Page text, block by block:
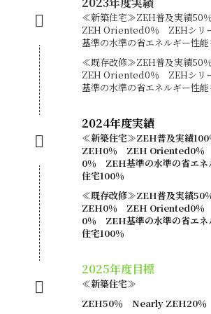
≪新築住宅≫ZEH普及実績
ZEH Oriented0％ ZEHシリ
基準の水準の省エネルギー性
≪既存改修≫ZEH普及実績
ZEH Oriented0％ ZEHシリ
基準の水準の省エネルギー性
2024年度実績
≪新築住宅≫ZEH普及実績
ZEH0％ ZEH Oriented0％
0％ ZEH基準の水準の省エネ
住宅100％
≪既存改修≫ZEH普及実績
ZEH0％ ZEH Oriented0％
0％ ZEH基準の水準の省エネ
住宅100％
2025年度目標
≪新築住宅≫
ZEH50％ Nearly ZEH20